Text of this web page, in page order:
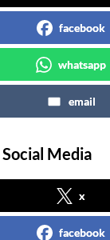
facebook
whatsapp
email
Media
x
facebook